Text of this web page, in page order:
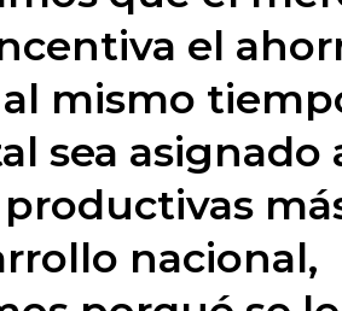
el
mismo
sea asignado
nacional,